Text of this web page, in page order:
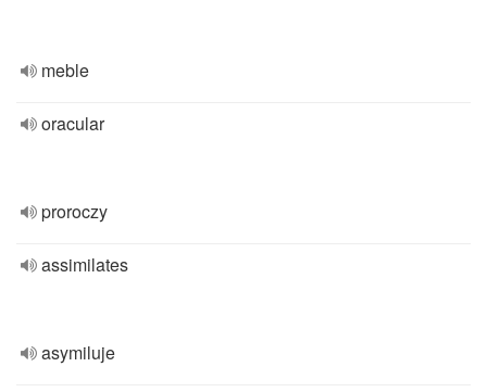
meble
oracular
proroczy
assimilates
asymiluje